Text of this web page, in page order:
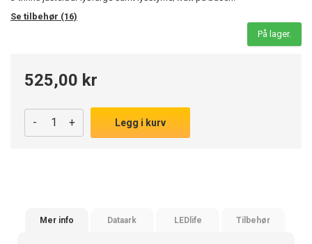
Se tilbehør (16)
På lager.
525,00 kr
- + Legg i kurv
Mer info Dataark LEDlife Tilbehør